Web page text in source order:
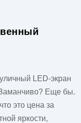
LED-экран
Еще бы.
это цена за
яркости,